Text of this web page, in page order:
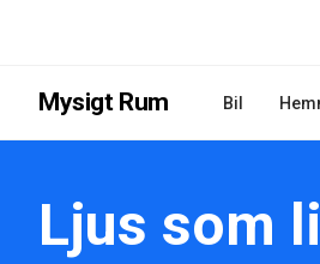
Mysigt Rum Bil
Ljus som